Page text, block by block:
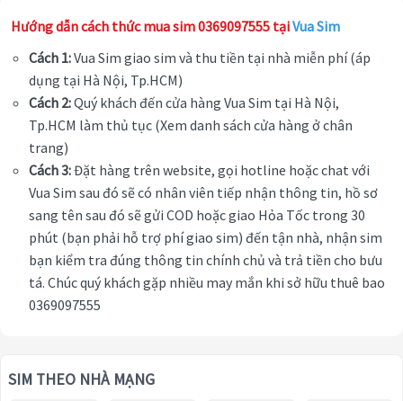
Hướng dẫn cách thức mua sim 0369097555 tạiVua Sim
Cách 1:Vua Sim giao sim và thu tiền tại nhà miễn phí (áp
dụng tại Hà Nội, Tp.HCM)
Cách 2:Quý khách đến cửa hàng Vua Sim tại Hà Nội,
Tp.HCM làm thủ tục (Xem danh sách cửa hàng ở chân
trang)
Cách 3:Đặt hàng trên website, gọi hotline hoặc chat với
Vua Sim sau đó sẽ có nhân viên tiếp nhận thông tin, hồ sơ
sang tên sau đó sẽ gửi COD hoặc giao Hỏa Tốc trong 30
phút (bạn phải hỗ trợ phí giao sim) đến tận nhà, nhận sim
bạn kiểm tra đúng thông tin chính chủ và trả tiền cho bưu
tá. Chúc quý khách gặp nhiều may mắn khi sở hữu thuê bao
0369097555
SIM THEO NHÀ MẠNG